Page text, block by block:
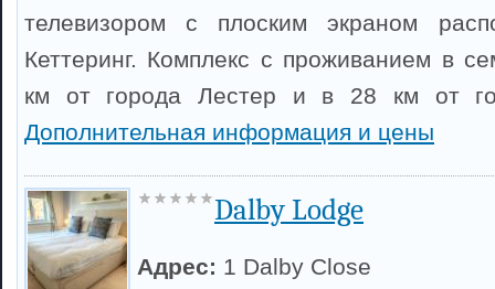
телевизором с плоским экраном
Кеттеринг. Комплекс с проживанием в
км от города Лестер и в 28 км от
Дополнительная информация и цены
Dalby Lodge
Адрес: 1 Dalby Close